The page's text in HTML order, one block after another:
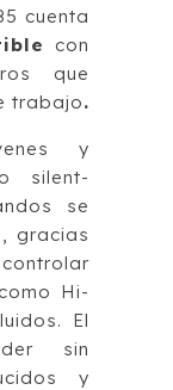
cuenta
con
que
trabajo.
y
silent-
se
gracias
Hi-
El
sin
y